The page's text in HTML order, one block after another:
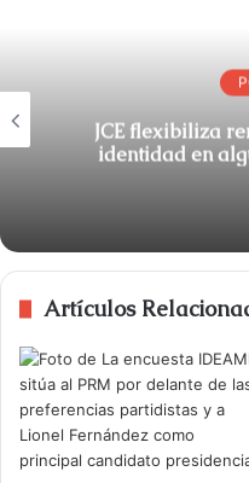
JCE flexibiliza
Artículos